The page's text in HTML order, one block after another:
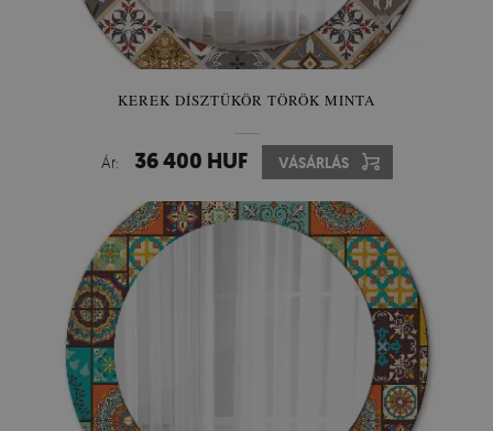
KEREK DÍSZTÜKÖR TÖRÖK MINTA
Ár: 36 400 HUF VÁSÁRLÁS